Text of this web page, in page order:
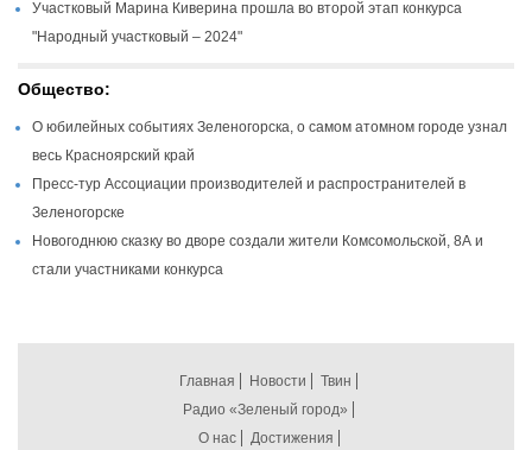
Участковый Марина Киверина прошла во второй этап конкурса
"Народный участковый – 2024"
Общество:
О юбилейных событиях Зеленогорска, о самом атомном городе узнал
весь Красноярский край
Пресс-тур Ассоциации производителей и распространителей в
Зеленогорске
Новогоднюю сказку во дворе создали жители Комсомольской, 8А и
стали участниками конкурса
Главная Новости
Твин
Радио «Зеленый город»
О нас
Достижения